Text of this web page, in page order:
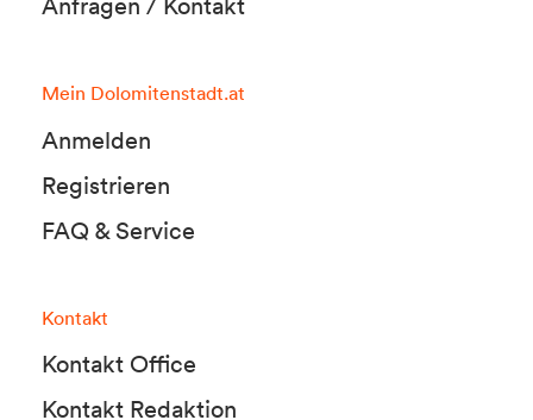
Mein Dolomitenstadt.at
Anmelden
Registrieren
FAQ & Service
Kontakt
Kontakt Office
Kontakt Redaktion